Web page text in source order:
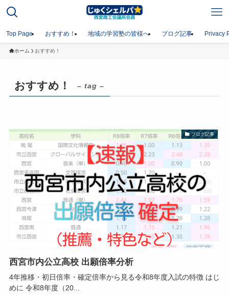
Top Page おすすめ！ 地域の学習塾の皆様へ ブログ記事 Privacy
ホーム おすすめ！
おすすめ！ – tag –
ブログ記事
西宮市内公立高校 出願倍率分析
4年推移・初日倍率・確定倍率から見る令和8年度入試の特徴 はじ
めに 令和8年度（20...